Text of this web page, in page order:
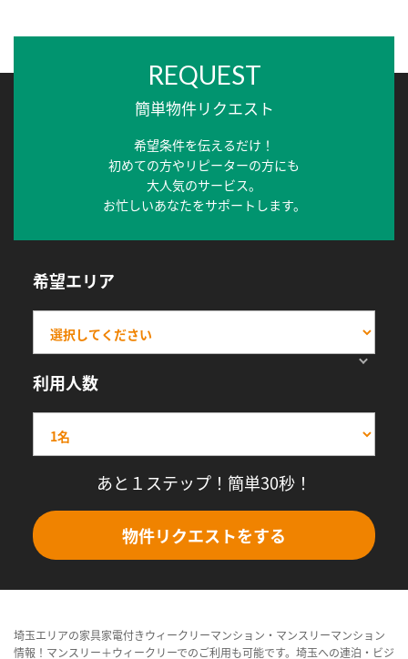
REQUEST
簡単物件リクエスト
希望条件を伝えるだけ！
初めての方やリピーターの方にも
大人気のサービス。
お忙しいあなたをサポートします。
希望エリア
利用人数
あと１ステップ！簡単30秒！
物件リクエストをする
埼玉エリアの家具家電付きウィークリーマンション・マンスリーマンション
情報！マンスリー＋ウィークリーでのご利用も可能です。埼玉への連泊・ビジ